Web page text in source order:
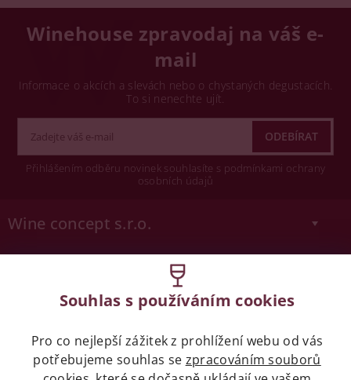
Winehouse zpravodaj na váš e-
mail
Informace o akcích a slevách nebo o chystaných degustacích.
To si nenechte ujít.
Přihlášením odběru novinek souhlasíte s podmínkami ochrany
osobních údajů
Wine concept s.r.o.
Zákaz prodeje alkoholických nápojů osobám
Naše služby
Souhlas s používáním cookies
Pro co nejlepší zážitek z prohlížení webu od vás
potřebujeme souhlas se zpracováním souborů